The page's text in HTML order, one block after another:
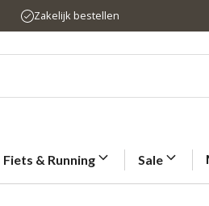
Zakelijk bestellen
Fiets & Running Sale